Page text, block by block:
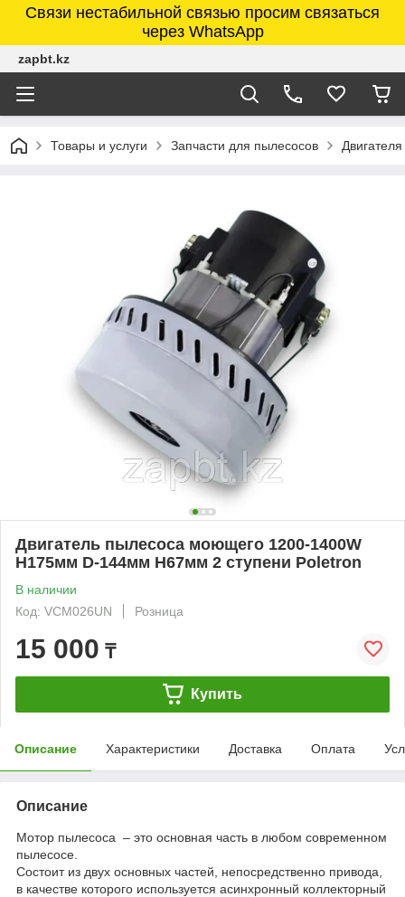
Связи нестабильной связью просим связаться
через WhatsApp
zapbt.kz
Товары и услуги Запчасти для пылесосов
Двигатель пылесоса моющего 1200-1400W
H175мм D-144мм H67мм 2 ступени Poletron
В наличии
Код: VCM026UN
Розница
15 000 ₸
Купить
Описание Характеристики Доставка Оплата
Описание
Мотор пылесоса – это основная часть в любом современном
пылесосе.
Состоит из двух основных частей, непосредственно привода,
в качестве которого используется асинхронный коллекторный